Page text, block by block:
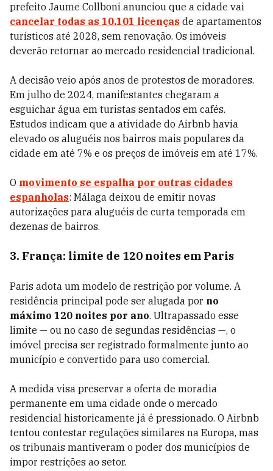
prefeito Jaume Collboni anunciou que a cidade vai
cancelar todas as 10.101 licenças de apartamentos
turísticos até 2028, sem renovação. Os imóveis
deverão retornar ao mercado residencial tradicional.
A decisão veio após anos de protestos de moradores.
Em julho de 2024, manifestantes chegaram a
esguichar água em turistas sentados em cafés.
Estudos indicam que a atividade do Airbnb havia
elevado os aluguéis nos bairros mais populares da
cidade em até 7% e os preços de imóveis em até 17%.
O movimento se espalha por outras cidades
espanholas: Málaga deixou de emitir novas
autorizações para aluguéis de curta temporada em
dezenas de bairros.
3. França: limite de 120 noites em Paris
Paris adota um modelo de restrição por volume. A
residência principal pode ser alugada por no
máximo 120 noites por ano. Ultrapassado esse
limite — ou no caso de segundas residências —, o
imóvel precisa ser registrado formalmente junto ao
município e convertido para uso comercial.
A medida visa preservar a oferta de moradia
permanente em uma cidade onde o mercado
residencial historicamente já é pressionado. O Airbnb
tentou contestar regulações similares na Europa, mas
os tribunais mantiveram o poder dos municípios de
impor restrições ao setor.